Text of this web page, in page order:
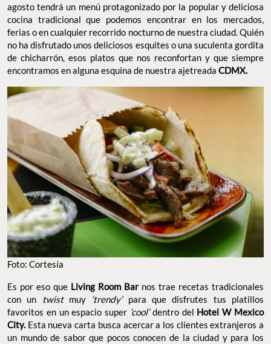
agosto tendrá un menú protagonizado por la popular y deliciosa
cocina tradicional que podemos encontrar en los mercados,
ferias o en cualquier recorrido nocturno de nuestra ciudad. Quién
no ha disfrutado unos deliciosos esquites o una suculenta gordita
de chicharrón, esos platos que nos reconfortan y que siempre
encontramos en alguna esquina de nuestra ajetreada CDMX.
Foto: Cortesía
Es por eso que Living Room Barnos trae recetas tradicionales
con un
twist muy ‘trendy’para que disfrutes tus platillos
favoritos en un espacio super ‘cool’dentro del Hotel W Mexico
City. Esta nueva carta busca acercar a los clientes extranjeros a
un mundo de sabor que pocos conocen de la ciudad y para los